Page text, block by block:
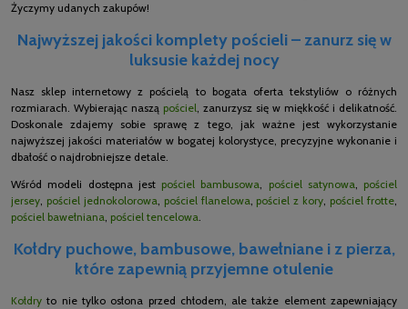
Życzymy udanych zakupów!
Najwyższej jakości komplety pościeli – zanurz się w
luksusie każdej nocy
Nasz sklep internetowy z pościelą to bogata oferta tekstyliów o różnych
rozmiarach. Wybierając naszą pościel, zanurzysz się w miękkość i delikatność.
Doskonale zdajemy sobie sprawę z tego, jak ważne jest wykorzystanie
najwyższej jakości materiałów w bogatej kolorystyce, precyzyjne wykonanie i
dbałość o najdrobniejsze detale.
Wśród modeli dostępna jest pościel bambusowa, pościel satynowa, pościel
jersey, pościel jednokolorowa, pościel flanelowa, pościel z kory, pościel frotte,
pościel bawełniana, pościel tencelowa.
Kołdry puchowe, bambusowe, bawełniane i z pierza,
które zapewnią przyjemne otulenie
Kołdry to nie tylko osłona przed chłodem, ale także element zapewniający